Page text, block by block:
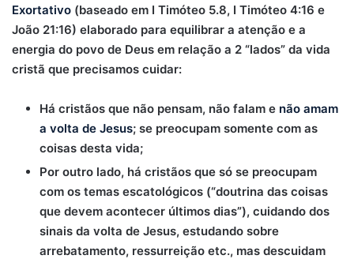
Exortativo (baseado em I Timóteo 5.8, I Timóteo 4:16 e
João 21:16) elaborado para equilibrar a atenção e a
energia do povo de Deus em relação a 2 “lados” da vida
cristã que precisamos cuidar:
Há cristãos que não pensam, não falam e não amam
a volta de Jesus; se preocupam somente com as
coisas desta vida;
Por outro lado, há cristãos que só se preocupam
com os temas escatológicos (“doutrina das coisas
que devem acontecer últimos dias”), cuidando dos
sinais da volta de Jesus, estudando sobre
arrebatamento, ressurreição etc., mas descuidam